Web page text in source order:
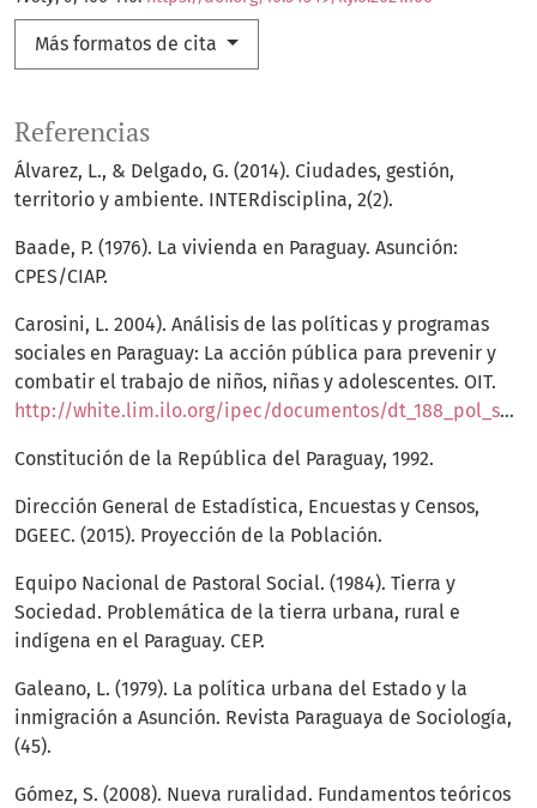
Más formatos de cita
Referencias
Álvarez, L., & Delgado, G. (2014). Ciudades, gestión,
territorio y ambiente. INTERdisciplina, 2(2).
Baade, P. (1976). La vivienda en Paraguay. Asunción:
CPES/CIAP.
Carosini, L. 2004). Análisis de las políticas y programas
sociales en Paraguay: La acción pública para prevenir y
combatir el trabajo de niños, niñas y adolescentes. OIT.
http://white.lim.ilo.org/ipec/documentos/dt_188_pol_soc.pdf
Constitución de la República del Paraguay, 1992.
Dirección General de Estadística, Encuestas y Censos,
DGEEC. (2015). Proyección de la Población.
Equipo Nacional de Pastoral Social. (1984). Tierra y
Sociedad. Problemática de la tierra urbana, rural e
indígena en el Paraguay. CEP.
Galeano, L. (1979). La política urbana del Estado y la
inmigración a Asunción. Revista Paraguaya de Sociología,
(45).
Gómez, S. (2008). Nueva ruralidad. Fundamentos teóricos